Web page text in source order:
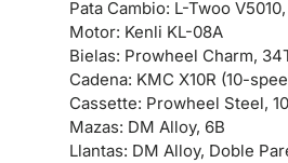
Pata Cambio: L-Twoo
Motor: Kenli KL-08A
Bielas: Prowheel Charm,
Cadena: KMC X10R (10-
Cassette: Prowheel Steel,
Mazas: DM Alloy, 6B
Llantas: DM Alloy, Doble